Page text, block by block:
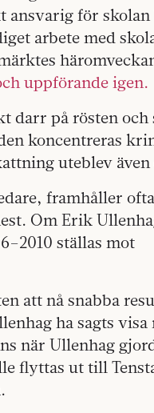
ansvarig för
arbete med
uppförande igen.
darr på rösten och
koncentreras
uteblev även
framhåller
Om Erik
ställas mot
att nå snabba
ha sagts visa
när Ullenhag
flyttas ut till